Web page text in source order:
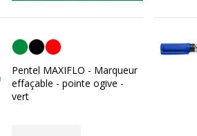
Vert
Pentel MAXIFLO - Marqueur
effaçable - pointe ogive -
vert